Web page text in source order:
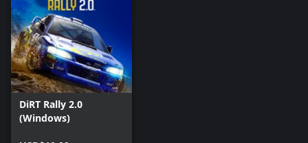
DiRT Rally 2.0
(Windows)